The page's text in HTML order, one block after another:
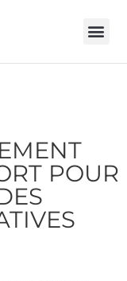
POUR